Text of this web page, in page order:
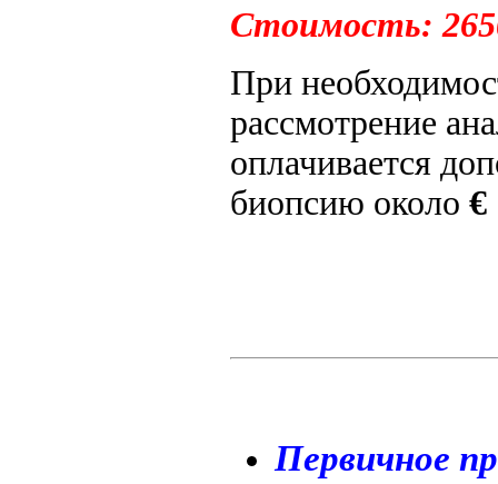
Стоимость:
При
рассмотрение
оплачивается
биопсию около €
Первичное